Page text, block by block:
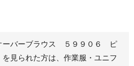
ーバーブラウス ５９９０６ ピ
見られた方は、作業服・ユニフ